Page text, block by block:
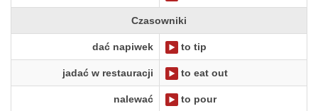
Czasowniki
dać napiwek to tip
jadać w restauracji to eat out
nalewać to pour